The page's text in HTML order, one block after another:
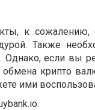
к сожалению,
Также
Однако, если вы
обмена крипто
ими